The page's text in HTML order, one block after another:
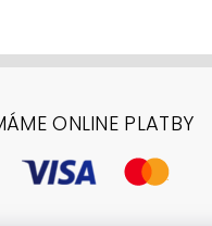
ONLINE PLATBY